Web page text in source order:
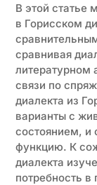
В этой статье
в Горисском
сравнивая
литературном
связи по
диалекта из
варианты с
состоянием, и
функцию. К
диалекта
потребность в